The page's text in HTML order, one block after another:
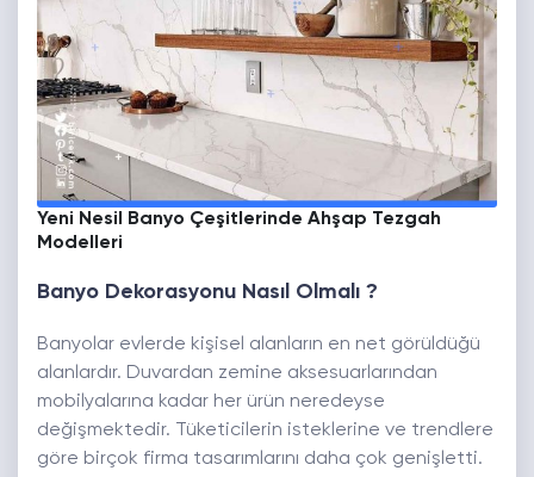
Yeni Nesil Banyo Çeşitlerinde Ahşap Tezgah
Modelleri
Banyo Dekorasyonu Nasıl Olmalı ?
Banyolar evlerde kişisel alanların en net görüldüğü
alanlardır. Duvardan zemine aksesuarlarından
mobilyalarına kadar her ürün neredeyse
değişmektedir. Tüketicilerin isteklerine ve trendlere
göre birçok firma tasarımlarını daha çok genişletti.